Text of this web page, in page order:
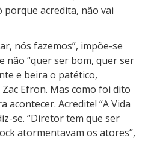
porque acredita, não vai
nós fazemos”, impõe-se
não “quer ser bom, quer ser
e beira o patético,
Efron. Mas como foi dito
Acredite! “A Vida
se. “Diretor tem que ser
atormentavam os atores”,